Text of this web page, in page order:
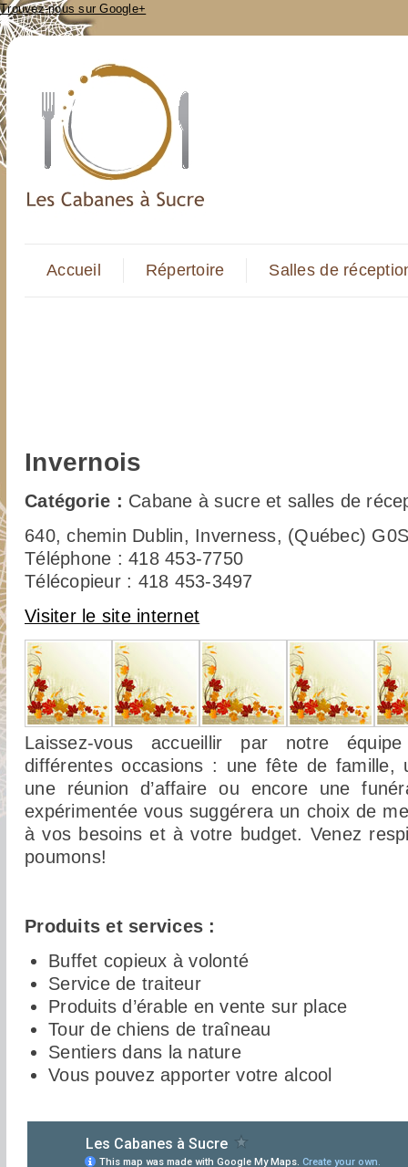
Trouvez-nous sur Google+
Accueil Répertoire Salles de
Invernois
Catégorie : Cabane à sucre et salles de
640, chemin Dublin, Inverness, (Québec)
Téléphone : 418 453-7750
Télécopieur : 418 453-3497
Visiter le site internet
Laissez-vous accueillir par notre
différentes occasions : une fête de famille,
une réunion d’affaire ou encore une
expérimentée vous suggérera un choix de
à vos besoins et à votre budget. Venez
poumons!
Produits et services :
Buffet copieux à volonté
Service de traiteur
Produits d’érable en vente sur place
Tour de chiens de traîneau
Sentiers dans la nature
Vous pouvez apporter votre alcool